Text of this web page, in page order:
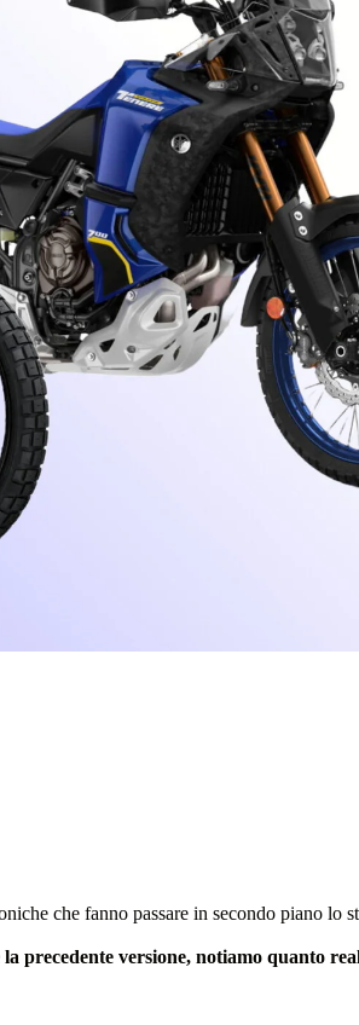
che fanno passare in secondo piano lo
precedente versione, notiamo quanto